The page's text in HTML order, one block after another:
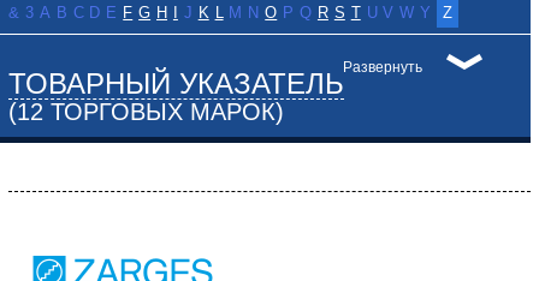
& 3 A B C D E F G H J K L M N O P Q R S T U V W Y Z
Развернуть
ТОВАРНЫЙ УКАЗАТЕЛЬ
(12 ТОРГОВЫХ МАРОК)